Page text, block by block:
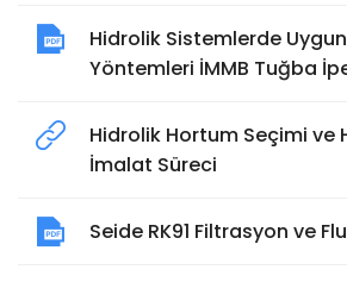
Hidrolik Sistemlerde
Yöntemleri İMMB Tuğba
Hidrolik Hortum Seçimi ve
İmalat Süreci
Seide RK91 Filtrasyon ve